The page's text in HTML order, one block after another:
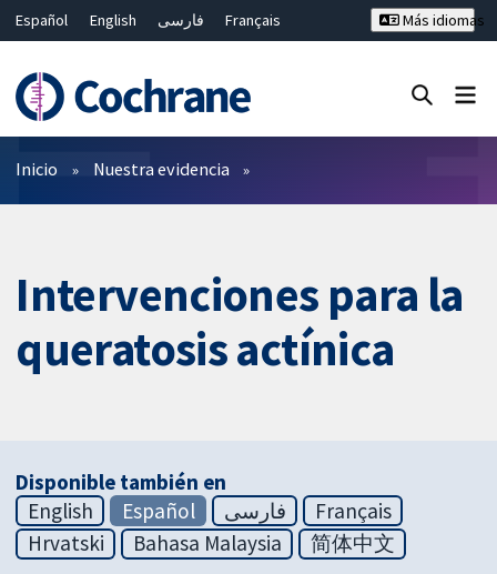
Español English فارسی
Français
Bahasa Malaysia
ไทย 繁體中文
Más idiomas
Filtros
Inicio Nuestra evidencia
Intervenciones para la
queratosis actínica
Disponible también en
English
Español فارسی
Français
Hrvatski
Bahasa Malaysia 简体中文